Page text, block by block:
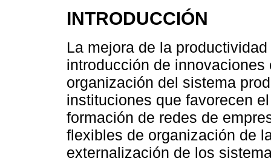
INTRODUCCIÓN
La mejora de la
introducción de
organización del sistema
instituciones que favorecen
formación de redes de
flexibles de organización de
externalización de los